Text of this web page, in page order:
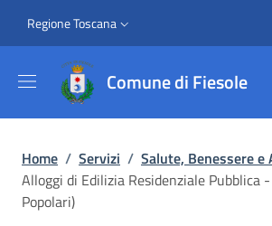
Slim top
Regione Toscana
Comune di Fiesole
Briciole di pane
Home / Servizi / Salute, Benessere e
Alloggi di Edilizia Residenziale Pubblica -
Popolari)